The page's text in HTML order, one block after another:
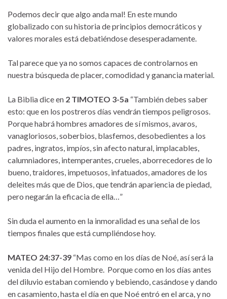
Podemos decir que algo anda mal! En este mundo
globalizado con su historia de principios democráticos y
valores morales está debatiéndose desesperadamente.
Tal parece que ya no somos capaces de controlarnos en
nuestra búsqueda de placer, comodidad y ganancia material.
La Biblia dice en 2 TIMOTEO 3-5a “También debes saber
esto: que en los postreros días vendrán tiempos peligrosos.
Porque habrá hombres amadores de sí mismos, avaros,
vanagloriosos, soberbios, blasfemos, desobedientes a los
padres, ingratos, impíos, sin afecto natural, implacables,
calumniadores, intemperantes, crueles, aborrecedores de lo
bueno, traidores, impetuosos, infatuados, amadores de los
deleites más que de Dios, que tendrán apariencia de piedad,
pero negarán la eficacia de ella…”
Sin duda el aumento en la inmoralidad es una señal de los
tiempos finales que está cumpliéndose hoy.
MATEO 24:37-39 “Mas como en los días de Noé, así será la
venida del Hijo del Hombre. Porque como en los días antes
del diluvio estaban comiendo y bebiendo, casándose y dando
en casamiento, hasta el día en que Noé entró en el arca, y no